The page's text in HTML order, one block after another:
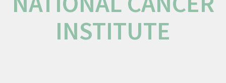
INSTITUTE